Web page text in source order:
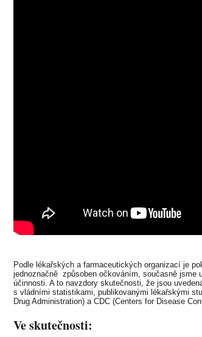
Podle lékařských a farmaceutických organizací je
jednoznačně způsoben očkováním, současně jsme
účinnosti. A to navzdory skutečnosti, že jsou
s vládními statistikami, publikovanými lékařskými
Drug Administration) a CDC (Centers for Disease
Ve skutečnosti: